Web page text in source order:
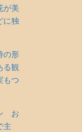
が美
に独
の形
る観
もつ
お
主